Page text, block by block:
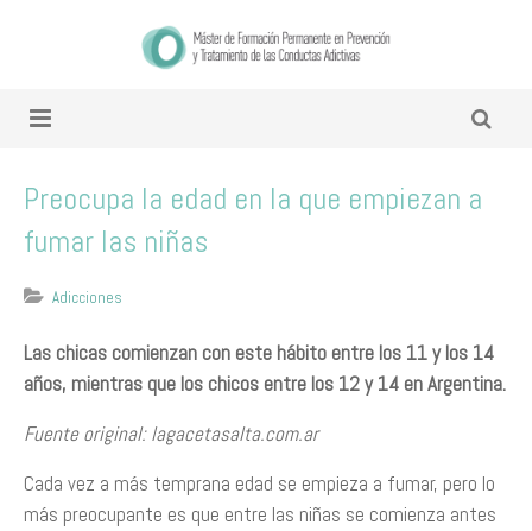
Preocupa la edad en la que empiezan a
fumar las niñas
Adicciones
Las chicas comienzan con este hábito entre los 11 y los 14
años, mientras que los chicos entre los 12 y 14 en Argentina.
Fuente original: lagacetasalta.com.ar
Cada vez a más temprana edad se empieza a fumar, pero lo
más preocupante es que entre las niñas se comienza antes